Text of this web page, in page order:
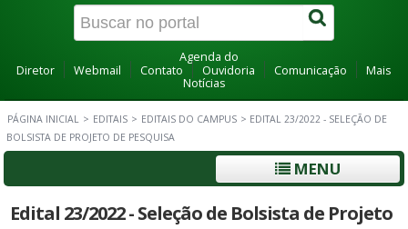
Agenda do
Diretor
Webmail Contato Ouvidoria Comunicação
Mais
Notícias
PÁGINA INICIAL > EDITAIS > EDITAIS DO CAMPUS > EDITAL 23/2022 - SELEÇÃO DE
BOLSISTA DE PROJETO DE PESQUISA
MENU
Edital 23/2022 - Seleção de Bolsista de Projeto